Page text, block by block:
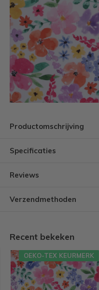
Productomschrijving
Specificaties
Reviews
Verzendmethoden
Recent bekeken
OEKO-TEX KEURMERK